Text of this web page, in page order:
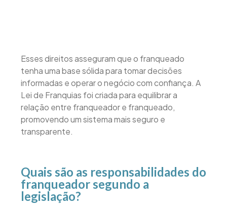
Esses direitos asseguram que o franqueado
tenha uma base sólida para tomar decisões
informadas e operar o negócio com confiança. A
Lei de Franquias foi criada para equilibrar a
relação entre franqueador e franqueado,
promovendo um sistema mais seguro e
transparente.
Quais são as responsabilidades do
franqueador segundo a
legislação?